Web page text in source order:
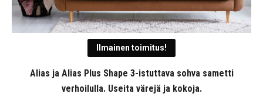
Ilmainen toimitus!
Alias ja Alias Plus Shape 3-istuttava sohva sametti
verhoilulla. Useita värejä ja kokoja.